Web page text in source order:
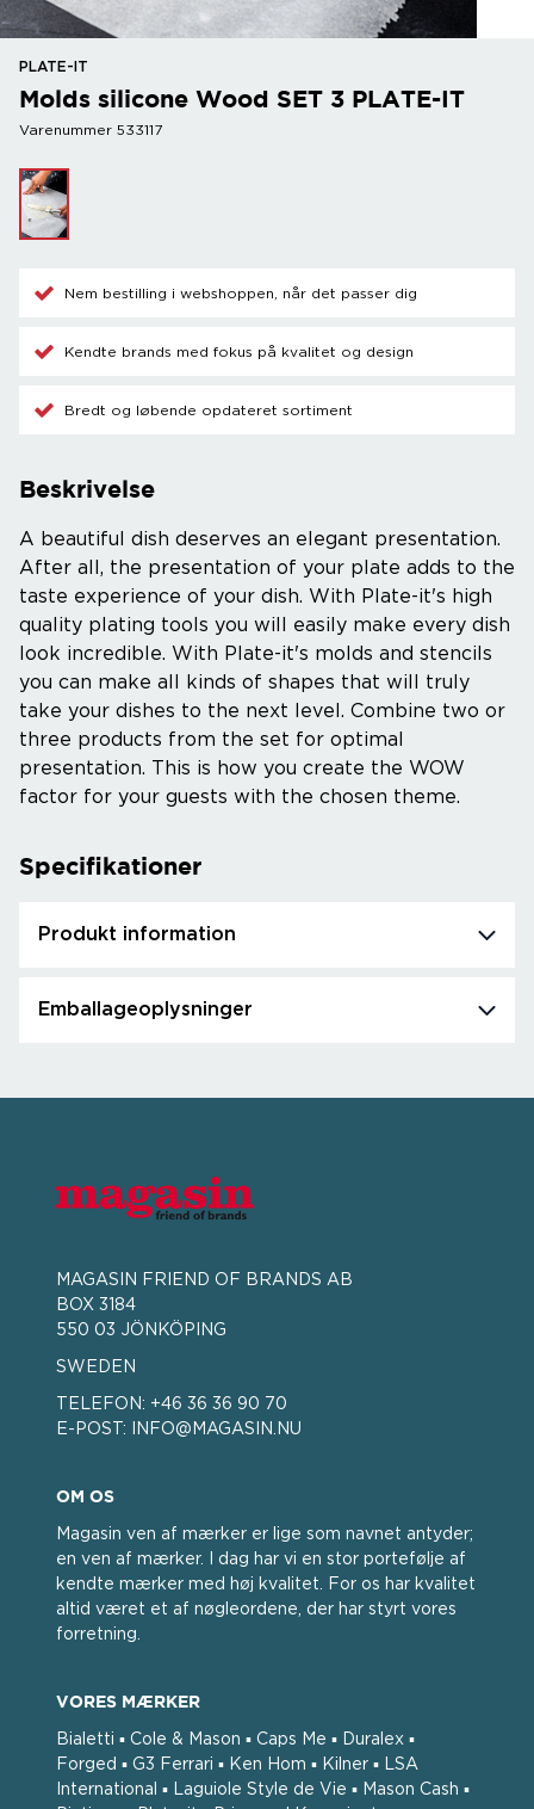
PLATE-IT
Molds silicone Wood SET 3 PLATE-IT
Varenummer 533117
Nem bestilling i webshoppen, når det passer dig
Kendte brands med fokus på kvalitet og design
Bredt og løbende opdateret sortiment
Beskrivelse
A beautiful dish deserves an elegant presentation.
After all, the presentation of your plate adds to the
taste experience of your dish. With Plate-it's high
quality plating tools you will easily make every dish
look incredible. With Plate-it's molds and stencils
you can make all kinds of shapes that will truly
take your dishes to the next level. Combine two or
three products from the set for optimal
presentation. This is how you create the WOW
factor for your guests with the chosen theme.
Specifikationer
Produkt information
Emballageoplysninger
MAGASIN FRIEND OF BRANDS AB
BOX 3184
550 03 JÖNKÖPING
SWEDEN
TELEFON: +46 36 36 90 70
E-POST:
INFO@MAGASIN.NU
OM OS
Magasin ven af ​​mærker er lige som navnet antyder;
en ven af ​​mærker. I dag har vi en stor portefølje af
kendte mærker med høj kvalitet. For os har kvalitet
altid været et af nøgleordene, der har styrt vores
forretning.
VORES MÆRKER
Bialetti ▪ Cole & Mason ▪ Caps Me ▪ Duralex ▪
Forged ▪ G3 Ferrari ▪ Ken Hom ▪ Kilner ▪ LSA
International ▪ Laguiole Style de Vie ▪ Mason Cash ▪